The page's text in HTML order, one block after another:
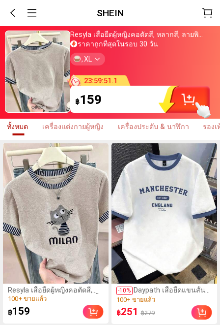
SHEIN
เพิ่งซื้อ
ราคาถูกที่สุดในรอบ 30 วัน
ใกล้จะขายหมดแล้ว
เพิ่มในตะกร้าแล้วกว่า 800 ชิ้น
เพิ่งซื้อ
ใกล้จะขายหมดแล้ว
เพิ่มในตะกร้าแล้วกว่า 800 ชิ้น
, XL
23:59:47 .2
฿159
ทั้งหมด เครื่องแต่งกายผู้หญิง เครื่องประดับ & นาฬิกา รองเ
Resyla เสื้อยืดผู้หญิงคอตัดสี,
หลากสี, ลายพิมพ์แมวน่ารัก, เสื้อ
สำหรับออกไปเที่ยวฤดูร้อน,
ดีไซน์กราฟิก, ความรู้สึก
(1000+)
100+ ขายแล้ว
฿159
-10% Daypath เสื้อยืดแขนสั้น
พิมพ์ลายตัวอักษรและ
สโลแกนตัดขอบสีตัดกัน
สำหรับผู้ชาย, ลำลองและ
(100+)
100+ ขายแล้ว
฿251 ฿279